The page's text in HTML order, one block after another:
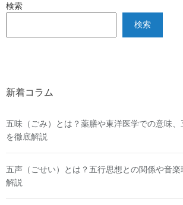
検索
検索
新着コラム
五味（ごみ）とは？薬膳や東洋医学での意味
を徹底解説
五声（ごせい）とは？五行思想との関係や音楽
解説